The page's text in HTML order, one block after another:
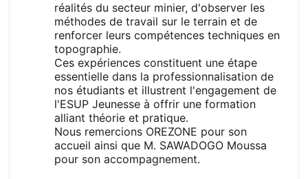
réalités du secteur minier, d'observer les
méthodes de travail sur le terrain et de
renforcer leurs compétences techniques en
topographie.
Ces expériences constituent une étape
essentielle dans la professionnalisation de
nos étudiants et illustrent l'engagement de
l'ESUP Jeunesse à offrir une formation
alliant théorie et pratique.
Nous remercions OREZONE pour son
accueil ainsi que M. SAWADOGO Moussa
pour son accompagnement.